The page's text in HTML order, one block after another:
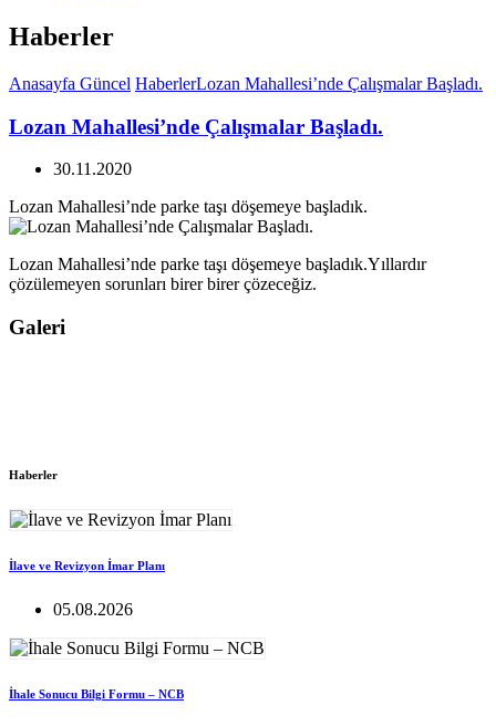
Haberler
Anasayfa Güncel HaberlerLozan Mahallesi’nde Çalışmalar Başladı.
Lozan Mahallesi’nde Çalışmalar Başladı.
30.11.2020
Lozan Mahallesi’nde parke taşı döşemeye başladık.
Lozan Mahallesi’nde parke taşı döşemeye başladık.Yıllardır
çözülemeyen sorunları birer birer çözeceğiz.
Galeri
Haberler
İlave ve Revizyon İmar Planı
05.08.2026
İhale Sonucu Bilgi Formu – NCB